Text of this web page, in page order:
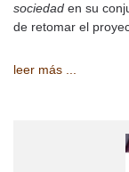
sociedad en su
de retomar el
leer más ...